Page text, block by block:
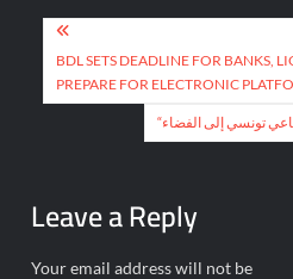
Post
navigation
BDL SETS DEADLINE FOR BANKS,
PREPARE FOR ELECTRONIC
Leave a Reply
Your email address will not be